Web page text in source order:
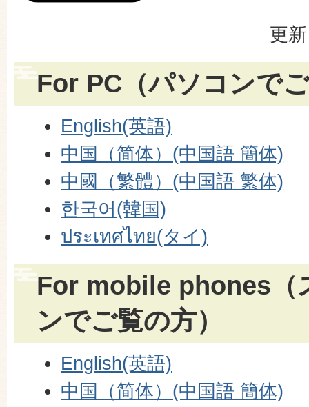
更
For PC（パソコンで
English(英語)
中国（简体）(中国語 簡体)
中國（繁體）(中国語 繁体)
한국어(韓国)
ประเทศไทย(タイ)
For mobile phones（
ンでご覧の方）
English(英語)
中国（简体）(中国語 簡体)